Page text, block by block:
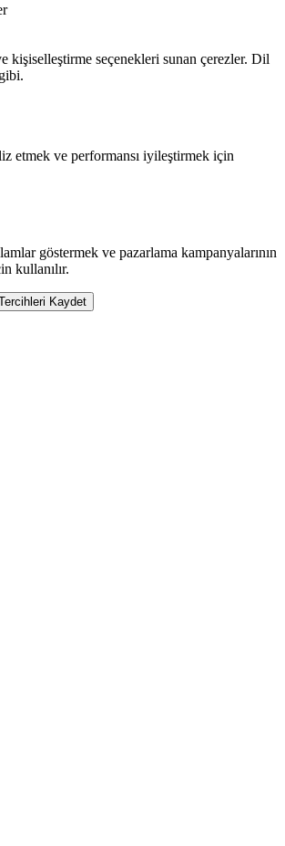
kişiselleştirme seçenekleri sunan çerezler. Dil
etmek ve performansı iyileştirmek için
göstermek ve pazarlama kampanyalarının
kullanılır.
Kaydet